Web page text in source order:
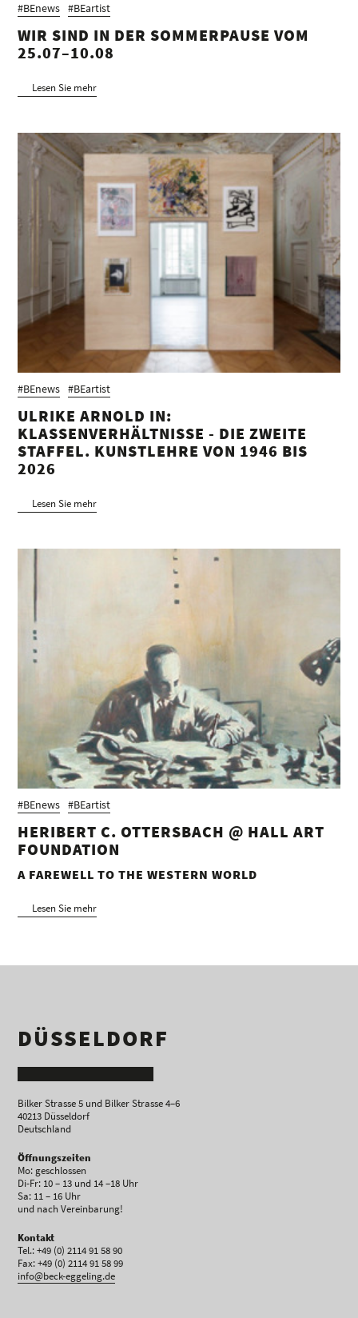
#BEnews #BEartist
WIR SIND IN DER SOMMERPAUSE VOM
25.07–10.08
Lesen Sie mehr
#BEnews #BEartist
ULRIKE ARNOLD IN:
KLASSENVERHÄLTNISSE - DIE ZWEITE
STAFFEL. KUNSTLEHRE VON 1946 BIS
2026
Lesen Sie mehr
#BEnews #BEartist
HERIBERT C. OTTERSBACH @ HALL ART
FOUNDATION
A FAREWELL TO THE WESTERN WORLD
Lesen Sie mehr
DÜSSELDORF
Bilker Strasse 5 und Bilker Strasse 4–6
40213 Düsseldorf
Deutschland
Öffnungszeiten
Mo: geschlossen
Di-Fr: 10 – 13 und 14 –18 Uhr
Sa: 11 – 16 Uhr
und nach Vereinbarung!
Kontakt
Tel.: +49 (0) 2114 91 58 90
Fax: +49 (0) 2114 91 58 99
info@beck-eggeling.de